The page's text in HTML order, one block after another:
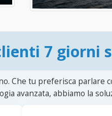
7 giorni
Che tu preferisca parlare
avanzata, abbiamo la